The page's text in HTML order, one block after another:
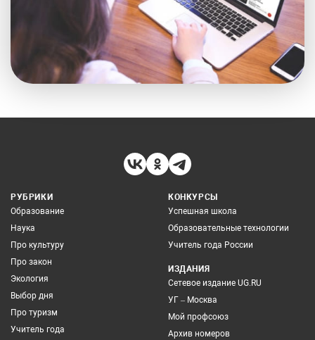
РУБРИКИ
Образование
Наука
Про культуру
Про закон
Экология
Выбор дня
Про туризм
Учитель года
КОНКУРСЫ
Успешная школа
Образовательные технологии
Учитель года России
ИЗДАНИЯ
Сетевое издание UG.RU
УГ – Москва
Мой профсоюз
Архив номеров